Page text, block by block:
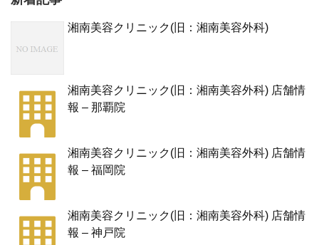
湘南美容クリニック(旧：湘南美容外科)
湘南美容クリニック(旧：湘南美容外科) 店舗情
報 – 那覇院
湘南美容クリニック(旧：湘南美容外科) 店舗情
報 – 福岡院
湘南美容クリニック(旧：湘南美容外科) 店舗情
報 – 神戸院